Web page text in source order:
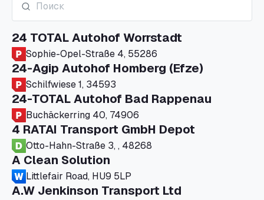
24 TOTAL Autohof Worrstadt
Sophie-Opel-Straße 4, 55286
24-Agip Autohof Homberg (Efze)
Schilfwiese 1, 34593
24-TOTAL Autohof Bad Rappenau
Buchäckerring 40, 74906
4 RATAI Transport GmbH Depot
Otto-Hahn-Straße 3, , 48268
A Clean Solution
Littlefair Road, HU9 5LP
A.W Jenkinson Transport Ltd